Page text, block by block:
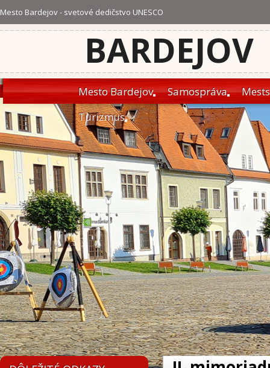
Mesto Bardejov - svetové dedičstvo UNESCO
BARDEJOV
Mesto Bardejov Samospráva
Turizmus